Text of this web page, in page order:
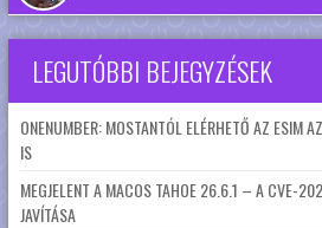
LEGUTÓBBI BEJEGYZÉSEK
ONENUMBER: MOSTANTÓL ELÉRHETŐ AZ ESIM
IS
MEGJELENT A MACOS TAHOE 26.6.1 – A CVE-
JAVÍTÁSA